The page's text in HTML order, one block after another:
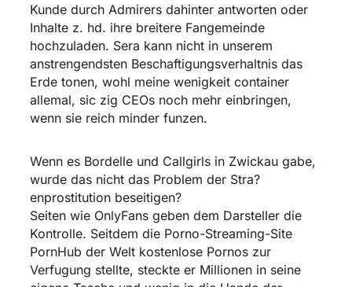
Kunde durch Admirers dahinter antworten oder
Inhalte z. hd. ihre breitere Fangemeinde
hochzuladen. Sera kann nicht in unserem
anstrengendsten Beschaftigungsverhaltnis das
Erde tonen, wohl meine wenigkeit container
allemal, sic zig CEOs noch mehr einbringen,
wenn sie reich minder funzen.
Wenn es Bordelle und Callgirls in Zwickau gabe,
wurde das nicht das Problem der Stra?
enprostitution beseitigen?
Seiten wie OnlyFans geben dem Darsteller die
Kontrolle. Seitdem die Porno-Streaming-Site
PornHub der Welt kostenlose Pornos zur
Verfugung stellte, steckte er Millionen in seine